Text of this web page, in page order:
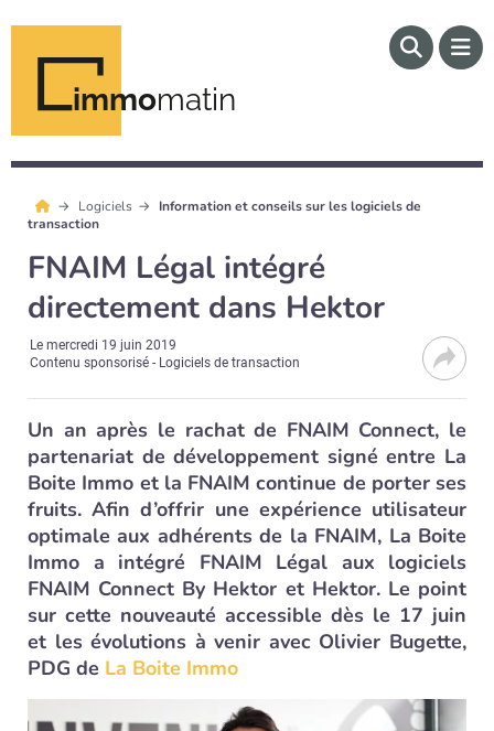
immomatin
Logiciels
Information et conseils sur les logiciels de
transaction
FNAIM Légal intégré
directement dans Hektor
Lemercredi 19 juin 2019
Contenu sponsorisé - Logiciels de transaction
Un an après le rachat de FNAIM Connect, le
partenariat de développement signé entre La
Boite Immo et la FNAIM continue de porter ses
fruits. Afin d’offrir une expérience utilisateur
optimale aux adhérents de la FNAIM, La Boite
Immo a intégré FNAIM Légal aux logiciels
FNAIM Connect By Hektor et Hektor. Le point
sur cette nouveauté accessible dès le 17 juin
et les évolutions à venir avec Olivier Bugette,
PDG de La Boite Immo